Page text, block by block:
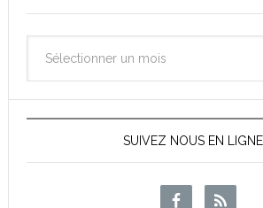
des
News
SUIVEZ NOUS EN LIGNE